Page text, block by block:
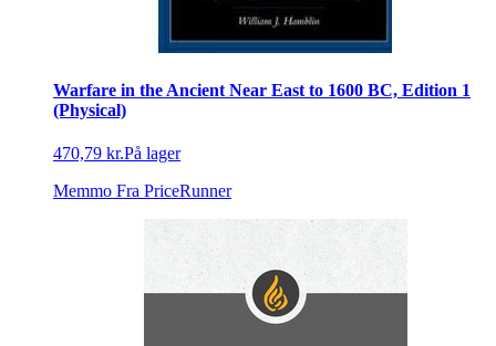
Warfare in the Ancient Near East to 1600 BC, Edition 1
(Physical)
470,79 kr.På lager
Memmo Fra PriceRunner